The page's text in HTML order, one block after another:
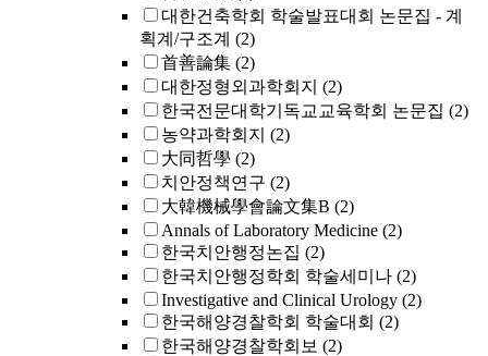
대한건축학회 학술발표대회 논문집 - 계
획계/구조계 (2)
首善論集 (2)
대한정형외과학회지 (2)
한국전문대학기독교교육학회 논문집 (2)
농약과학회지 (2)
大同哲學 (2)
치안정책연구 (2)
大韓機械學會論文集B (2)
Annals of Laboratory Medicine (2)
한국치안행정논집 (2)
한국치안행정학회 학술세미나 (2)
Investigative and Clinical Urology (2)
한국해양경찰학회 학술대회 (2)
한국해양경찰학회보 (2)